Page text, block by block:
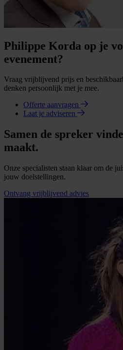
Philippe Korda op je
evenement?
Vraag vrijblijvend prijs en
denken persoonlijk met je mee.
Offerte aanvragen
Laat je adviseren
Samen de spreker
maakt.
Onze specialisten staan klaar om de
jouw doelstellingen.
Ontvang vrijblijvend advies